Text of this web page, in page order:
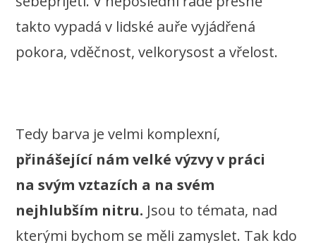
takto vypadá v lidské auře vyjádřená
pokora, vděčnost, velkorysost a vřelost.
Tedy barva je velmi komplexní,
přinášející nám velké výzvy v práci
na svým vztazích a na svém
nejhlubším nitru. Jsou to témata, nad
kterými bychom se měli zamyslet. Tak kdo